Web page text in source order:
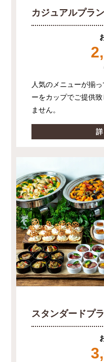
カジュアルプラン
人気のメニューが揃
ーをカップでご提供
ません。
スタンダードプ